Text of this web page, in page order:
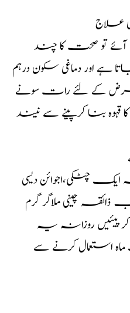
علاج
آئے تو صحت کا چند
اور دماغی سکون درہم
کے لئے رات سونے
قہوہ بنا کرپینے سے نیند
چٹکی،اجوائن دیسی
ذائقہ چینی ملاگر گرم
پیئیں روزانہ یہ
استعمال کرنے سے